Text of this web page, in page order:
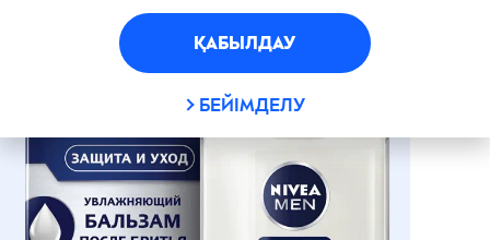
ҚАБЫЛДАУ
БЕЙІМДЕЛУ